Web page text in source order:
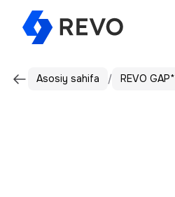
Asosiy sahifa REVO GAP*